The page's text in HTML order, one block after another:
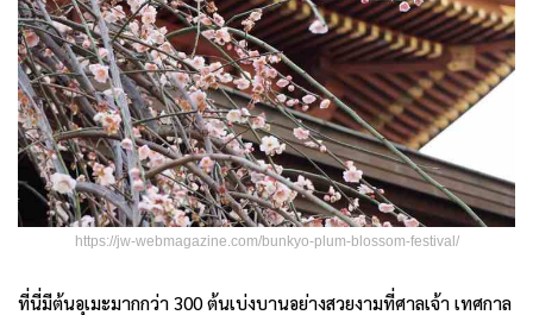
https://jw-webmagazine.com/bunkyo-plum-blossom-festival/
ที่นี่มีต้นอุเมะมากกว่า 300 ต้นเบ่งบานอย่างสวยงามที่ศาลเจ้า เทศกาล